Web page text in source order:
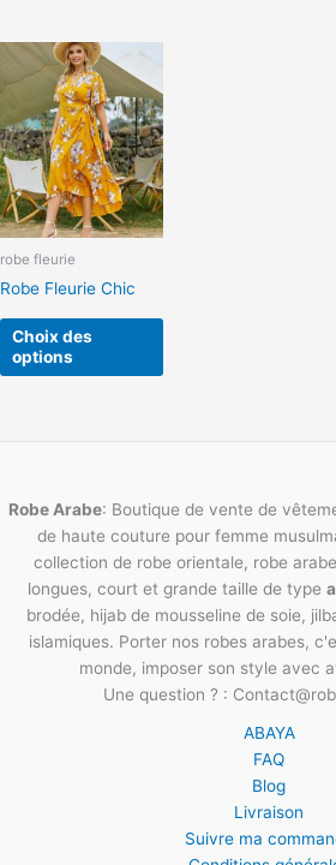
robe fleurie
Robe Fleurie Chic
Choix des
options
a
plusieurs
variations.
Les
options
peuvent
sur
page
Robe Arabe: Boutique de vente de
de haute couture pour femme
collection de robe orientale, robe
longues, court et grande taille de type
brodée, hijab de mousseline de soie,
islamiques. Porter nos robes arabes,
monde, imposer son style avec
Une question ? :
ABAYA
FAQ
Blog
Livraison
Suivre ma